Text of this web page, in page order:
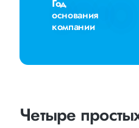
Год
основания
компании
Четыре